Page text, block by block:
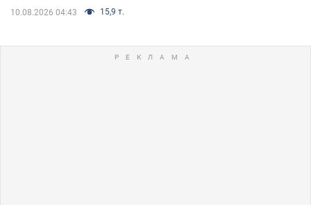
10.08.2026 04:43 15,9 т.